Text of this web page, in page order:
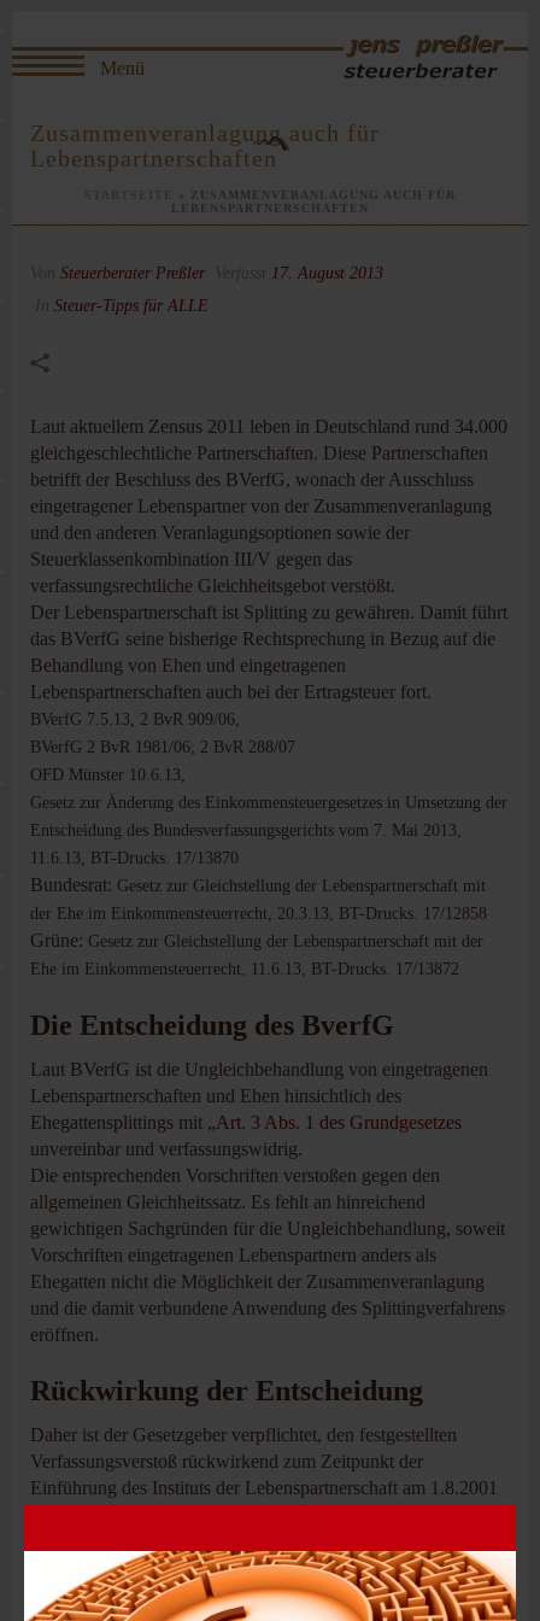
Zusammenveranlagung auch für
Lebenspartnerschaften
» ZUSAMMENVERANLAGUNG AUCH FÜR
LEBENSPARTNERSCHAFTEN
Von Steuerberater Preßler Verfasst 17. August 2013
In Steuer-Tipps für ALLE
Laut aktuellem Zensus 2011 leben in Deutschland rund 34.000
gleichgeschlechtliche Partnerschaften. Diese Partnerschaften
betrifft der Beschluss des BVerfG, wonach der Ausschluss
eingetragener Lebenspartner von der Zusammenveranlagung
und den anderen Veranlagungsoptionen sowie der
Steuerklassenkombination III/V gegen das
verfassungsrechtliche Gleichheitsgebot verstößt.
Der Lebenspartnerschaft ist Splitting zu gewähren. Damit führt
das BVerfG seine bisherige Rechtsprechung in Bezug auf die
Behandlung von Ehen und eingetragenen
Lebenspartnerschaften auch bei der Ertragsteuer fort.
BVerfG 7.5.13, 2 BvR 909/06,
BVerfG 2 BvR 1981/06; 2 BvR 288/07
OFD Münster 10.6.13,
Gesetz zur Änderung des Einkommensteuergesetzes in Umsetzung der
Entscheidung des Bundesverfassungsgerichts vom 7. Mai 2013,
11.6.13, BT-Drucks. 17/13870
Bundesrat: Gesetz zur Gleichstellung der Lebenspartnerschaft mit
der Ehe im Einkommensteuerrecht, 20.3.13, BT-Drucks. 17/12858
Grüne: Gesetz zur Gleichstellung der Lebenspartnerschaft mit der
Ehe im Einkommensteuerrecht, 11.6.13, BT-Drucks. 17/13872
Die Entscheidung des BverfG
Laut BVerfG ist die Ungleichbehandlung von eingetragenen
Lebenspartnerschaften und Ehen hinsichtlich des
Ehegattensplittings mit „Art. 3 Abs. 1 des Grundgesetzes
unvereinbar und verfassungswidrig.
Die entsprechenden Vorschriften verstoßen gegen den
allgemeinen Gleichheitssatz. Es fehlt an hinreichend
gewichtigen Sachgründen für die Ungleichbehandlung, soweit
Vorschriften eingetragenen Lebenspartnern anders als
Ehegatten nicht die Möglichkeit der Zusammenveranlagung
und die damit verbundene Anwendung des Splittingverfahrens
eröffnen.
Rückwirkung der Entscheidung
Daher ist der Gesetzgeber verpflichtet, den festgestellten
Verfassungsverstoß rückwirkend zum Zeitpunkt der
Einführung des Instituts der Lebenspartnerschaft am 1.8.2001
Inkrafttreten der geforderten gesetzlichen Neuregelung auch
eingetragene Lebenspartner, deren Veranlagungen noch nicht